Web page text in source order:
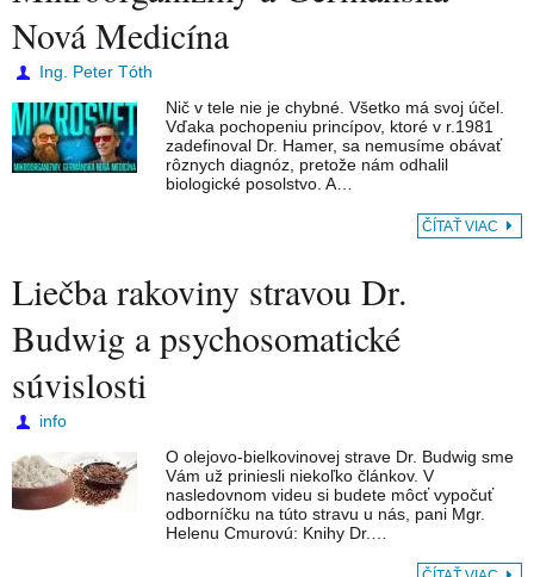
Nová Medicína
Ing. Peter Tóth
Nič v tele nie je chybné. Všetko má svoj účel.
Vďaka pochopeniu princípov, ktoré v r.1981
zadefinoval Dr. Hamer, sa nemusíme obávať
rôznych diagnóz, pretože nám odhalil
biologické posolstvo. A…
ČÍTAŤ VIAC
Liečba rakoviny stravou Dr.
Budwig a psychosomatické
súvislosti
info
O olejovo-bielkovinovej strave Dr. Budwig sme
Vám už priniesli niekoľko článkov. V
nasledovnom videu si budete môcť vypočuť
odborníčku na túto stravu u nás, pani Mgr.
Helenu Cmurovú: Knihy Dr.…